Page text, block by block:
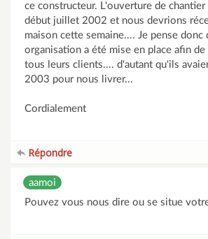
ce constructeur. L'ouverture de
début juillet 2002 et nous devrions
maison cette semaine.... Je pense
organisation a été mise en place afin
tous leurs clients.... d'autant qu'ils
2003 pour nous livrer...
Cordialement
Répondre
aamoi
Pouvez vous nous dire ou se situe